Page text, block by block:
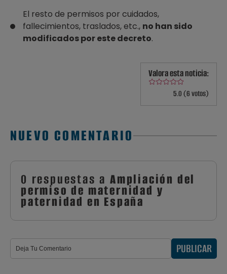
El resto de permisos por cuidados,
fallecimientos, traslados, etc., no han sido
modificados por este decreto.
Valora esta noticia:
5.0 (6 votos)
NUEVO COMENTARIO
0 respuestas a Ampliación del
permiso de maternidad y
paternidad en España
PUBLICAR